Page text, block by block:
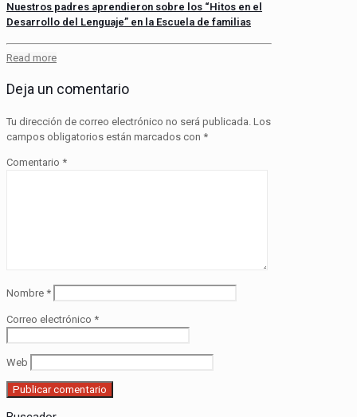
Nuestros padres aprendieron sobre los “Hitos en el
Desarrollo del Lenguaje” en la Escuela de familias
Read more
Deja un comentario
Tu dirección de correo electrónico no será publicada. Los
campos obligatorios están marcados con *
Comentario *
Nombre *
Correo electrónico *
Web